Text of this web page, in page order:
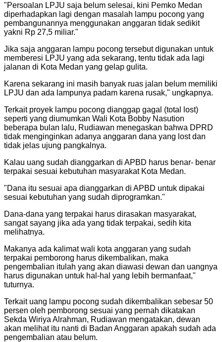
"Persoalan LPJU saja belum selesai, kini Pemko Medan
diperhadapkan lagi dengan masalah lampu pocong yang
pembangunannya menggunakan anggaran tidak sedikit
yakni Rp 27,5 miliar."
Jika saja anggaran lampu pocong tersebut digunakan untuk
memberesi LPJU yang ada sekarang, tentu tidak ada lagi
jalanan di Kota Medan yang gelap gulita.
Karena sekarang ini masih banyak ruas jalan belum memiliki
LPJU dan ada lampunya padam karena rusak," ungkapnya.
Terkait proyek lampu pocong dianggap gagal (total lost)
seperti yang diumumkan Wali Kota Bobby Nasution
beberapa bulan lalu, Rudiawan menegaskan bahwa DPRD
tidak menginginkan adanya anggaran dana yang lost dan
tidak jelas ujung pangkalnya.
Kalau uang sudah dianggarkan di APBD harus benar- benar
terpakai sesuai kebutuhan masyarakat Kota Medan.
"Dana itu sesuai apa dianggarkan di APBD untuk dipakai
sesuai kebutuhan yang sudah diprogramkan."
Dana-dana yang terpakai harus dirasakan masyarakat,
sangat sayang jika ada yang tidak terpakai, sedih kita
melihatnya.
Makanya ada kalimat wali kota anggaran yang sudah
terpakai pemborong harus dikembalikan, maka
pengembalian itulah yang akan diawasi dewan dan uangnya
harus digunakan untuk hal-hal yang lebih bermanfaat,"
tuturnya.
Terkait uang lampu pocong sudah dikembalikan sebesar 50
persen oleh pemborong sesuai yang pernah dikatakan
Sekda Wiriya Alrahman, Rudiawan mengatakan, dewan
akan melihat itu nanti di Badan Anggaran apakah sudah ada
pengembalian atau belum.